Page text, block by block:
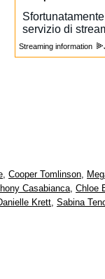
Streaming information
, Cooper Tomlinson,
Casabianca, Chloe
Krett, Sabina